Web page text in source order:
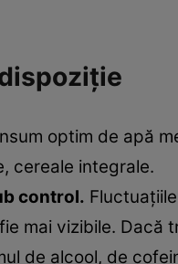
optim de apă
cereale integrale.
control.
mai vizibile.
de alcool, de